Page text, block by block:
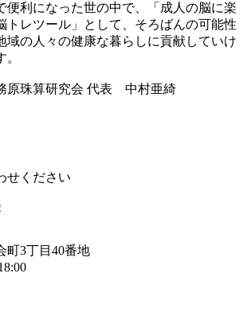
便利になった世の中で、「成人の脳に楽
トレツール」として、そろばんの可能性
域の人々の健康な暮らしに貢献していけ
原珠算研究会 代表 中村亜綺
せください
町3丁目40番地